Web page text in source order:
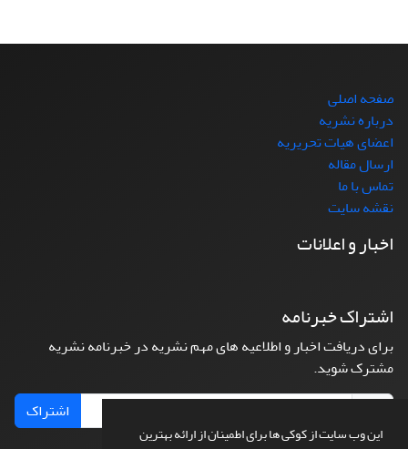
این وب سایت از کوکی ها برای اطمینان از ارائه بهترین
صفحه اصلی
درباره نشریه
اعضای هیات تحریریه
ارسال مقاله
تماس با ما
نقشه سایت
اخبار و اعلانات
اشتراک خبرنامه
برای دریافت اخبار و اطلاعیه های مهم نشریه در خبرنامه نشریه
مشترک شوید.
اشتراک